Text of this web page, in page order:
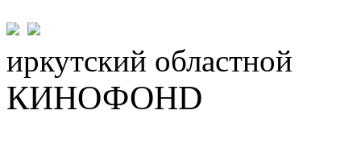
иркутский областной
КИНОФОНD